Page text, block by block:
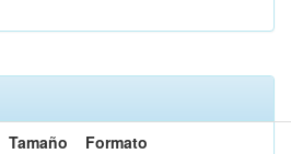
Tamaño
Formato